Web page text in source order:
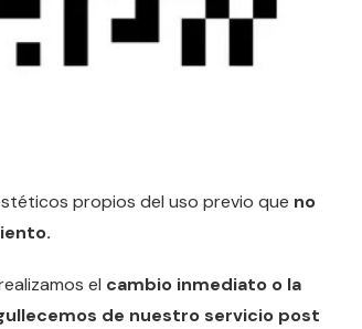
propios del uso previo que no
el cambio inmediato o la
de nuestro servicio post